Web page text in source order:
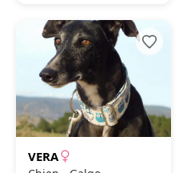
VERA